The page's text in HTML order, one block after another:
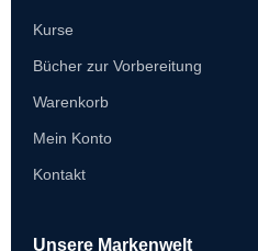
Kurse
Bücher zur Vorbereitung
Warenkorb
Mein Konto
Kontakt
Unsere Markenwelt